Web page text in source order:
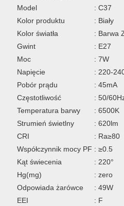
Model
: C37
Kolor produktu
: Biały
Kolor światła
: Barwa
Gwint
: E27
Moc
: 7W
Napięcie
: 220-
Pobór prądu
: 45mA
Częstotliwość
: 50/
Temperatura barwy
: 6500K
Strumień świetlny
: 620lm
CRI
: Ra≥80
Współczynnik mocy PF : ≥0.5
Kąt świecenia
: 220°
Hg(mg)
: zero
Odpowiada żarówce
: 49W
EEI
: F